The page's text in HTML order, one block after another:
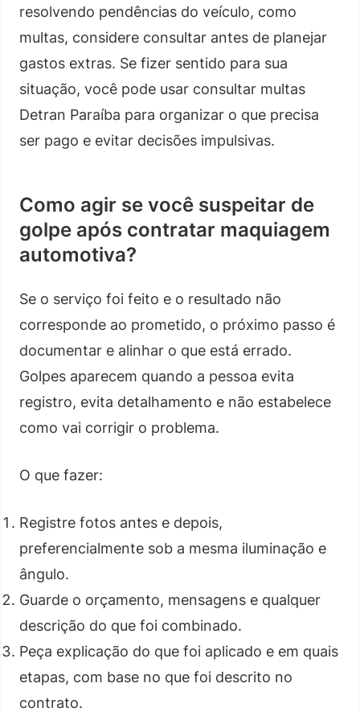
resolvendo pendências do veículo, como
multas, considere consultar antes de planejar
gastos extras. Se fizer sentido para sua
situação, você pode usar consultar multas
Detran Paraíba para organizar o que precisa
ser pago e evitar decisões impulsivas.
Como agir se você suspeitar de
golpe após contratar maquiagem
automotiva?
Se o serviço foi feito e o resultado não
corresponde ao prometido, o próximo passo é
documentar e alinhar o que está errado.
Golpes aparecem quando a pessoa evita
registro, evita detalhamento e não estabelece
como vai corrigir o problema.
O que fazer:
Registre fotos antes e depois,
preferencialmente sob a mesma iluminação e
ângulo.
Guarde o orçamento, mensagens e qualquer
descrição do que foi combinado.
Peça explicação do que foi aplicado e em quais
etapas, com base no que foi descrito no
contrato.